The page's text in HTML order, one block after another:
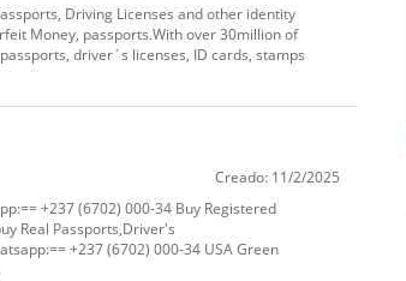
Driving Licenses and other identity
Money, passports.With over 30million of
driver´s licenses, ID cards, stamps
000‑34 Buy
Creado: 11/2/2025
+237 (6702) 000-34 Buy Registered
Real Passports,Driver's
+237 (6702) 000-34 USA Green